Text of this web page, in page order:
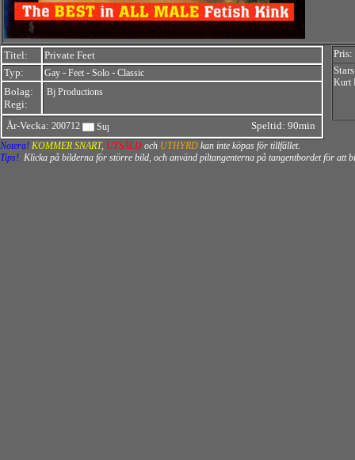
Titel:
Private Feet
Typ:
Gay - Feet - Solo - Classic
Bolag:
Regi:
Bj Productions
År-Vecka: 200712 Speltid: 90min
Kurt
Notera! KOMMER SNART, UTSÅLD och UTHYRD kan inte köpas för tillfället.
Tips! Klicka på bilderna för större bild, och använd piltangenterna på tangentbordet för att